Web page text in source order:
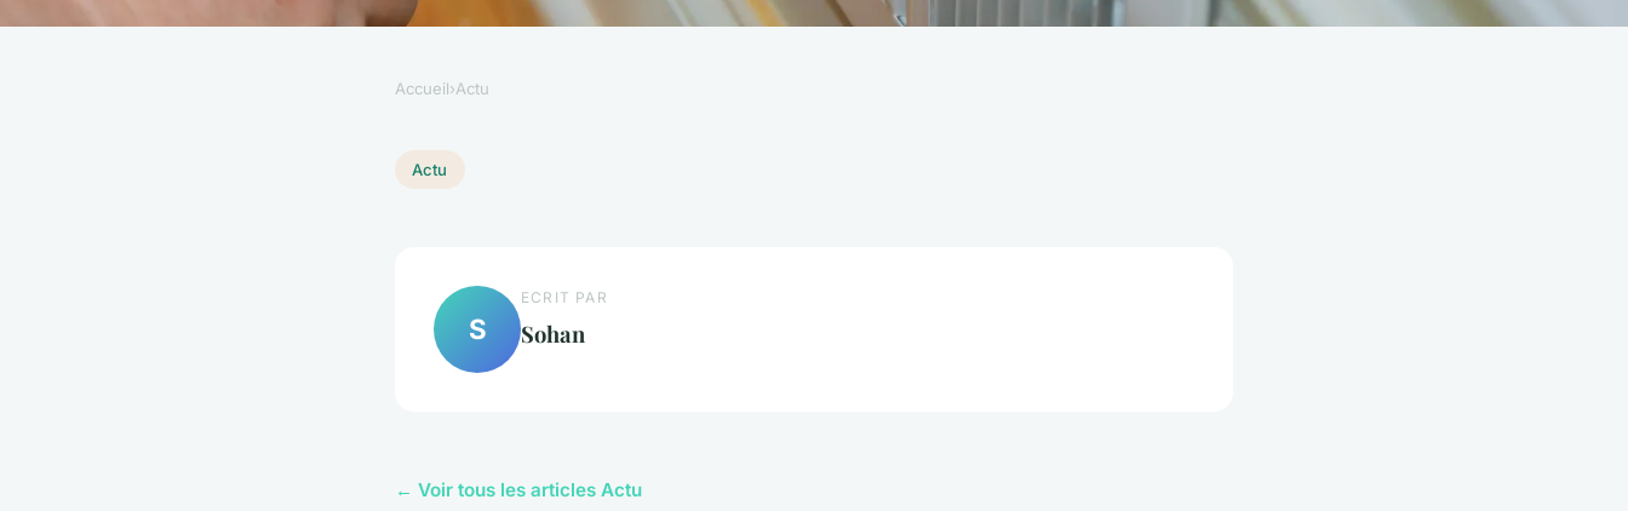
Stratégies pour vendre votre maison
Accueil›Actu
Actu
S
ECRIT PAR
Sohan
← Voir tous les articles Actu